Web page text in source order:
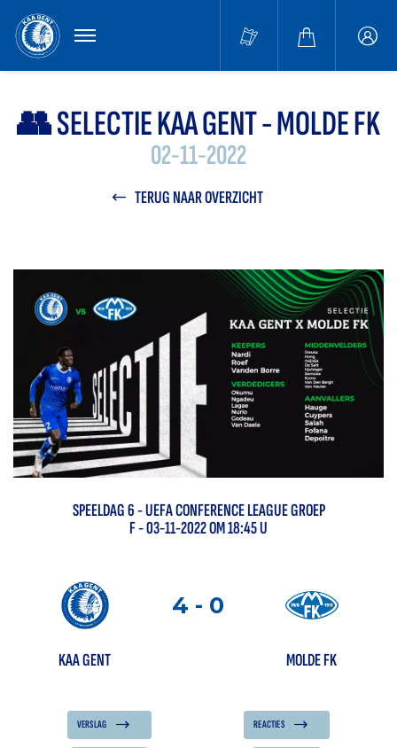
MENU
👥 SELECTIE KAA GENT - MOLDE FK
02-11-2022
TERUG NAAR OVERZICHT
SPEELDAG6-UEFA CONFERENCE LEAGUE GROEP
F- 03-11-2022 OM 18:45 U
4 - 0
KAA GENT MOLDE FK
VERSLAG REACTIES